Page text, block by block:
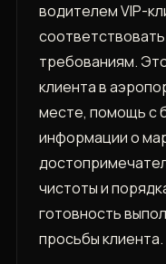
водителем VIP-
требованиям.
клиента в
месте, помощь с
информации о
чистоты и
готовность
просьбы клиента.